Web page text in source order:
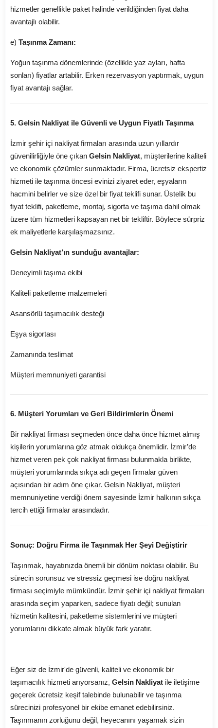
hizmetler genellikle paket halinde verildiğinden fiyat daha
avantajlı olabilir.
e) Taşınma Zamanı:
Yoğun taşınma dönemlerinde (özellikle yaz ayları, hafta
sonları) fiyatlar artabilir. Erken rezervasyon yaptırmak, uygun
fiyat avantajı sağlar.
5. Gelsin Nakliyat ile Güvenli ve Uygun Fiyatlı Taşınma
İzmir şehir içi nakliyat firmaları arasında uzun yıllardır
güvenilirliğiyle öne çıkan Gelsin Nakliyat, müşterilerine kaliteli
ve ekonomik çözümler sunmaktadır. Firma, ücretsiz ekspertiz
hizmeti ile taşınma öncesi evinizi ziyaret eder, eşyaların
hacmini belirler ve size özel bir fiyat teklifi sunar. Üstelik bu
fiyat teklifi, paketleme, montaj, sigorta ve taşıma dahil olmak
üzere tüm hizmetleri kapsayan net bir tekliftir. Böylece sürpriz
ek maliyetlerle karşılaşmazsınız.
Gelsin Nakliyat’ın sunduğu avantajlar:
Deneyimli taşıma ekibi
Kaliteli paketleme malzemeleri
Asansörlü taşımacılık desteği
Eşya sigortası
Zamanında teslimat
Müşteri memnuniyeti garantisi
6. Müşteri Yorumları ve Geri Bildirimlerin Önemi
Bir nakliyat firması seçmeden önce daha önce hizmet almış
kişilerin yorumlarına göz atmak oldukça önemlidir. İzmir’de
hizmet veren pek çok nakliyat firması bulunmakla birlikte,
müşteri yorumlarında sıkça adı geçen firmalar güven
açısından bir adım öne çıkar. Gelsin Nakliyat, müşteri
memnuniyetine verdiği önem sayesinde İzmir halkının sıkça
tercih ettiği firmalar arasındadır.
Sonuç: Doğru Firma ile Taşınmak Her Şeyi Değiştirir
Taşınmak, hayatınızda önemli bir dönüm noktası olabilir. Bu
sürecin sorunsuz ve stressiz geçmesi ise doğru nakliyat
firması seçimiyle mümkündür. İzmir şehir içi nakliyat firmaları
arasında seçim yaparken, sadece fiyatı değil; sunulan
hizmetin kalitesini, paketleme sistemlerini ve müşteri
yorumlarını dikkate almak büyük fark yaratır.
Eğer siz de İzmir'de güvenli, kaliteli ve ekonomik bir
taşımacılık hizmeti arıyorsanız, Gelsin Nakliyat ile iletişime
geçerek ücretsiz keşif talebinde bulunabilir ve taşınma
sürecinizi profesyonel bir ekibe emanet edebilirsiniz.
Taşınmanın zorluğunu değil, heyecanını yaşamak sizin